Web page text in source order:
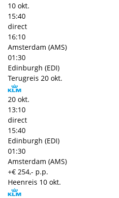
10 okt.
15:40
direct
16:10
Amsterdam (AMS)
01:30
Edinburgh (EDI)
Terugreis 20 okt.
20 okt.
13:10
direct
15:40
Edinburgh (EDI)
01:30
Amsterdam (AMS)
+€ 254,- p.p.
Heenreis 10 okt.